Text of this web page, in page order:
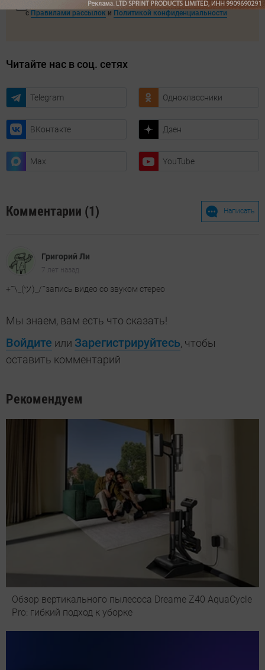
Нажимая кнопку подписаться, вы соглашаетесь
с Правилами рассылок и Политикой конфиденциальности
Читайте нас в соц. сетях
Telegram Одноклассники
ВКонтакте Дзен
Max YouTube
Комментарии (1) Написать
Григорий Ли
7 лет назад
+¯\_(ツ)_/¯запись видео со звуком стерео
Мы знаем, вам есть что сказать!
Войдите или Зарегистрируйтесь, чтобы
оставить комментарий
Рекомендуем
Обзор вертикального пылесоса Dreame Z40 AquaCycle
Pro: гибкий подход к уборке